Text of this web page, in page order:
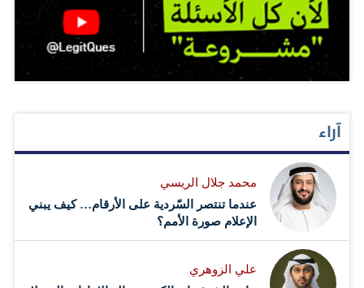
آراء
محمد جلال الريسي
عندما تنتصر السّردية على الأرقام… كيف يبني
الإعلام صورة الأمم؟
علي الزوهري